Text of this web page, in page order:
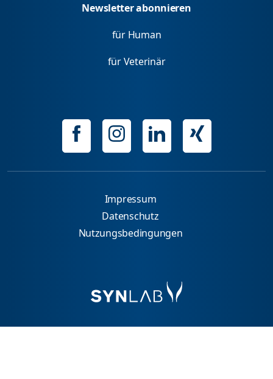
Newsletter abonnieren
für Human
für Veterinär
Impressum
Datenschutz
Nutzungsbedingungen